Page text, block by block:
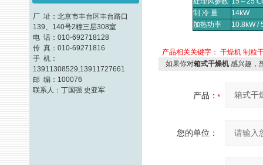
厂 址：北京市丰台区丰台路口
139、140号2幢三层308室
电 话：010-692718128
传 真：010-69271816
手 机：
13911308529,13911727661
邮 编：100076
联系人：丁国强 史亚军
制 冷 量
14kW
加热功率
10.8kW /
产品相关关键字： 干燥机 制粒
如果你对箱式干燥机感兴趣，
产品：
您的单位：